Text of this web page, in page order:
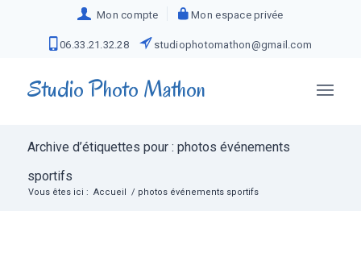
Mon compte Mon espace privée
06.33.21.32.28 studiophotomathon@gmail.com
Studio Photo Mathon
Archive d’étiquettes pour : photos événements
sportifs
Vous êtes ici : Accueil / photos événements sportifs